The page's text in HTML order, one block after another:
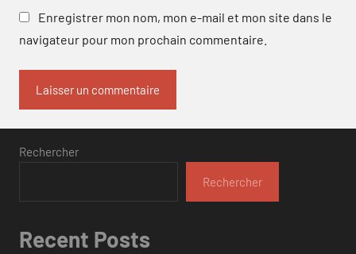
Enregistrer mon nom, mon e-mail et mon site dans le
navigateur pour mon prochain commentaire.
Rechercher
Rechercher
Recent Posts